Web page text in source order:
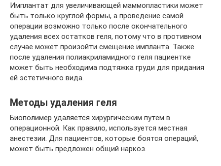
Имплантат для увеличивающей маммопластики может
быть только круглой формы, а проведение самой
операции возможно только после окончательного
удаления всех остатков геля, потому что в противном
случае может произойти смещение импланта. Также
после удаления полиакриламидного геля пациентке
может быть необходима подтяжка груди для придания
ей эстетичного вида.
Методы удаления геля
Биополимер удаляется хирургическим путем в
операционной. Как правило, используется местная
анестезии. Для пациентов, которые боятся операций,
может быть предложен общий наркоз.